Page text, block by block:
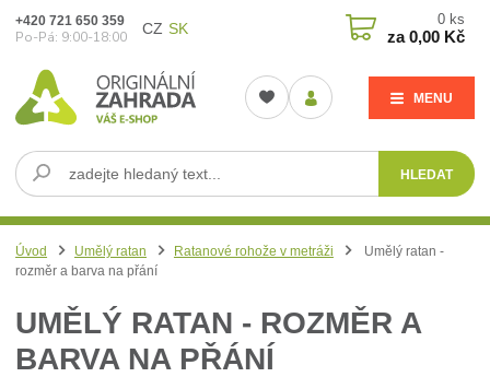
CZ SK
MENU
HLEDAT
+420 721 650 359
Po-Pá: 9:00-18:00
0 ks
za0,00 Kč
Úvod Umělý ratan Ratanové rohože v metráži
Umělý ratan -
rozměr a barva na přání
UMĚLÝ RATAN - ROZMĚR A
BARVA NA PŘÁNÍ